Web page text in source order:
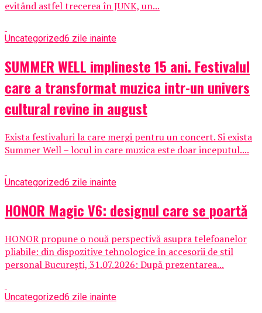
evitând astfel trecerea în JUNK, un...
Uncategorized6 zile inainte
SUMMER WELL implineste 15 ani. Festivalul
care a transformat muzica intr-un univers
cultural revine in august
Exista festivaluri la care mergi pentru un concert. Si exista
Summer Well – locul in care muzica este doar inceputul....
Uncategorized6 zile inainte
HONOR Magic V6: designul care se poartă
HONOR propune o nouă perspectivă asupra telefoanelor
pliabile: din dispozitive tehnologice în accesorii de stil
personal București, 31.07.2026: După prezentarea...
Uncategorized6 zile inainte